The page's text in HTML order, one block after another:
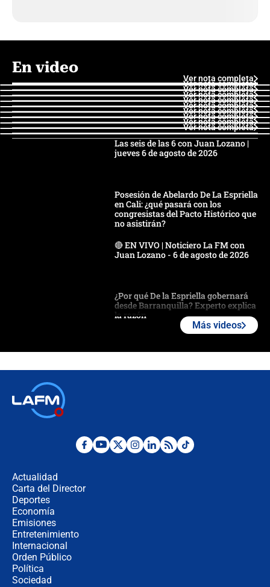
En video
Ver nota completa
Ver nota completa
Ver nota completa
Ver nota completa
Ver nota completa
Ver nota completa
Ver nota completa
Ver nota completa
Ver nota completa
Ver nota completa
Las seis de las 6 con Juan Lozano |
jueves 6 de agosto de 2026
Posesión de Abelardo De La Espriella
en Cali: ¿qué pasará con los
congresistas del Pacto Histórico que
no asistirán?
🔴 EN VIVO | Noticiero La FM con
Juan Lozano - 6 de agosto de 2026
¿Por qué De la Espriella gobernará
desde Barranquilla? Experto explica
la razón
Las razones para escoger al nuevo
Más videos
Actualidad
Carta del Director
Deportes
Economía
Emisiones
Entretenimiento
Internacional
Orden Público
Política
Sociedad